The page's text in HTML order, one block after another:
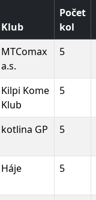
Klub
Počet
kol
MTComax
a.s.
5
Kilpi Kome
Klub
5
kotlina GP 5
Háje 5